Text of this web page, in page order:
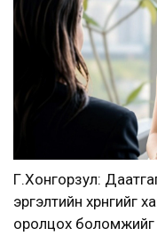
Г.Хонгорзул:
эргэлтийн
оролцох